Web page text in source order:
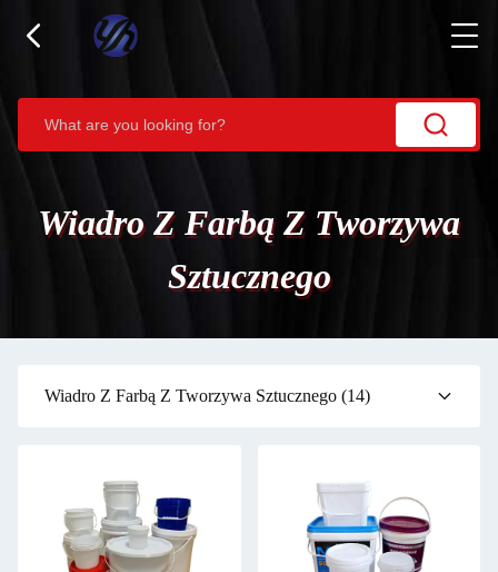
Wiadro Z Farbą Z Tworzywa
Sztucznego
Wiadro Z Farbą Z Tworzywa Sztucznego (14)